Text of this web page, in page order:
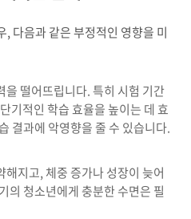
, 다음과 같은 부정적인 영향을 미
을 떨어뜨립니다. 특히 시험 기간
기적인 학습 효율을 높이는 데 효
결과에 악영향을 줄 수 있습니다.
지고, 체중 증가나 성장이 늦어
의 청소년에게 충분한 수면은 필